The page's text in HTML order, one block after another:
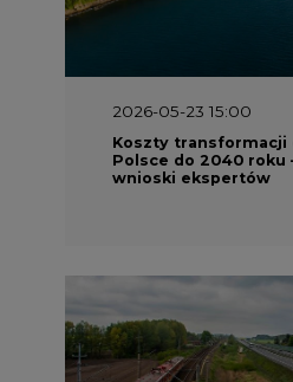
2026-05-23 15:00
Koszty
Polsce do 2040 roku
wnioski ekspertów